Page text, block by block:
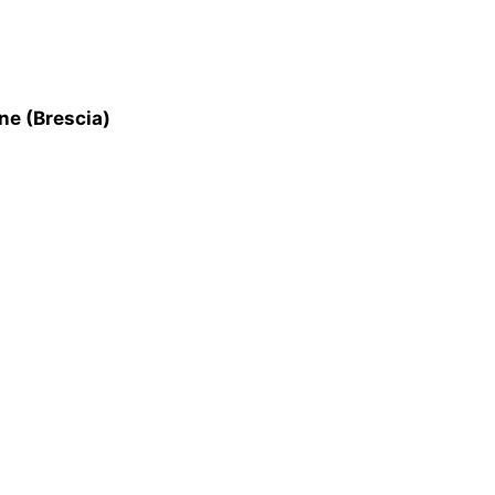
(Brescia)